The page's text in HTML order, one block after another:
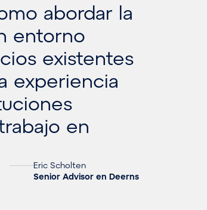
abordar la
entorno
existentes
experiencia
en
Eric Scholten
Senior Advisor en Deerns